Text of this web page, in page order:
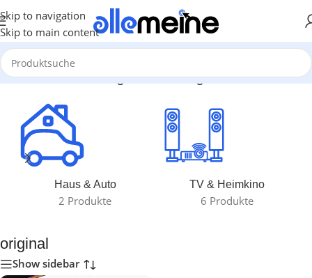
Skip to navigation
Skip to main content
Start/Produkte verschlagwortet mit „original“
Haus & Auto
2 Produkte
TV & Heimkino
6 Produkte
original
Show sidebar